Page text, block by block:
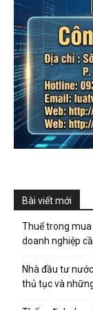
Bài viết mới
Thuế trong
doanh nghiệp
Nhà đầu tư
thủ tục và